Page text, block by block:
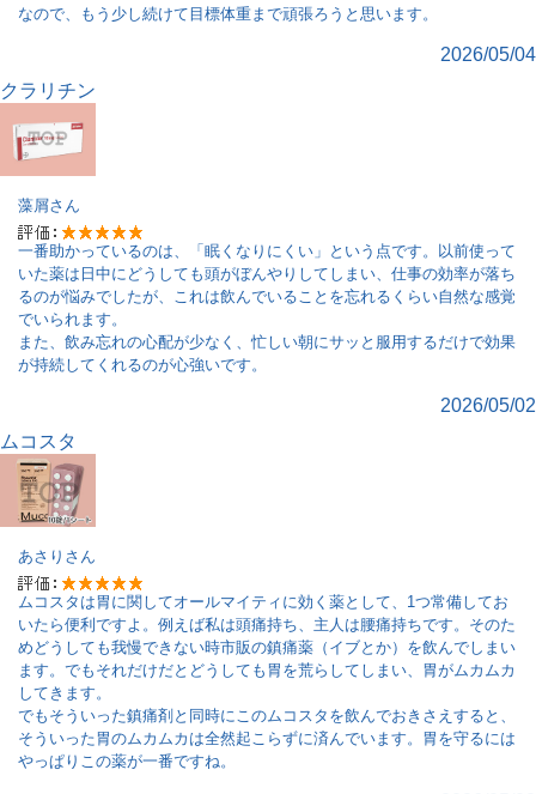
なので、もう少し続けて目標体重まで頑張ろうと思います。
2026/05/04
クラリチン
藻屑さん
一番助かっているのは、「眠くなりにくい」という点です。以前使って
いた薬は日中にどうしても頭がぼんやりしてしまい、仕事の効率が落ち
るのが悩みでしたが、これは飲んでいることを忘れるくらい自然な感覚
でいられます。
また、飲み忘れの心配が少なく、忙しい朝にサッと服用するだけで効果
が持続してくれるのが心強いです。
2026/05/02
ムコスタ
あさり さん
ムコスタは胃に関してオールマイティに効く薬として、1つ常備してお
いたら便利ですよ。例えば私は頭痛持ち、主人は腰痛持ちです。そのた
めどうしても我慢できない時市販の鎮痛薬（イブとか）を飲んでしまい
ます。でもそれだけだとどうしても胃を荒らしてしまい、胃がムカムカ
してきます。
でもそういった鎮痛剤と同時にこのムコスタを飲んでおきさえすると、
そういった胃のムカムカは全然起こらずに済んでいます。胃を守るには
やっぱりこの薬が一番ですね。